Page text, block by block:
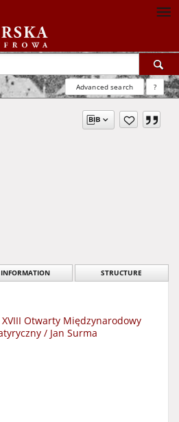
Advanced search ?
INFORMATION STRUCTURE
Otwarty Międzynarodowy
/ Jan Surma